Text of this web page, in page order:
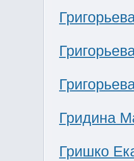
Гридина
Гришко